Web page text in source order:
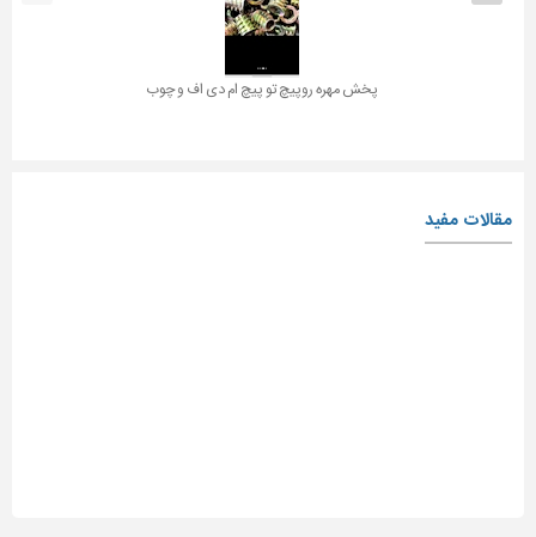
پخش مهره روپیچ تو پیچ ام دی اف و چوب
مقالات مفید